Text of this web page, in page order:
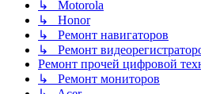
↳ Motorola
↳ Honor
↳ Ремонт навигаторов
↳ Ремонт
Ремонт прочей цифровой
↳ Ремонт мониторов